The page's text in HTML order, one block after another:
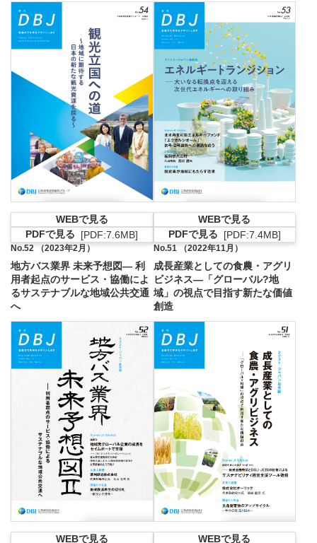
WEBで見る
PDFで見る
[PDF:7.6MB]
PDFファイルが新規ウィンドウで開きます
WEBで見る
PDFで見る
[PDF:7.4MB]
PDFファイルが新規
No.52 （2023年2月）
地方バス業界 未来予想図— 利
用者起点のサービス・協働によ
るサステナブルな地域公共交通
へ
WEBで見る
No.51 （2022年11月）
成長産業としての食農・アグリ
ビジネス—「グローバル?地
域」の視点で目指す新たな価値
創造
WEBで見る